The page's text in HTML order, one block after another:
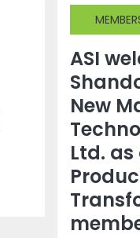
ASI
New
Ltd.